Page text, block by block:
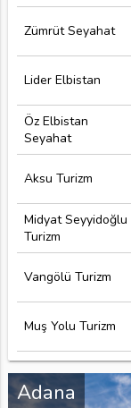
Zümrüt Seyahat
Lider Elbistan
Öz Elbistan
Seyahat
Aksu Turizm
Midyat Seyyidoğlu
Turizm
Vangölü Turizm
Muş Yolu Turizm
Adana